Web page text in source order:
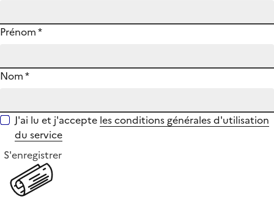
Prénom*
Nom*
J'ai lu et j'accepte les conditions générales d'utilisation
du service
S'enregistrer